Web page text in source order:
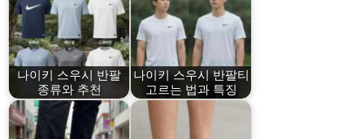
나이키 스우시 반팔
종류와 추천
나이키 스우시 반팔티
고르는 법과 특징